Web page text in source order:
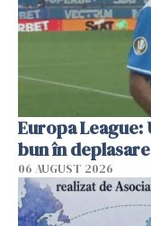
Europa
bun în
06 AUGUST 2026